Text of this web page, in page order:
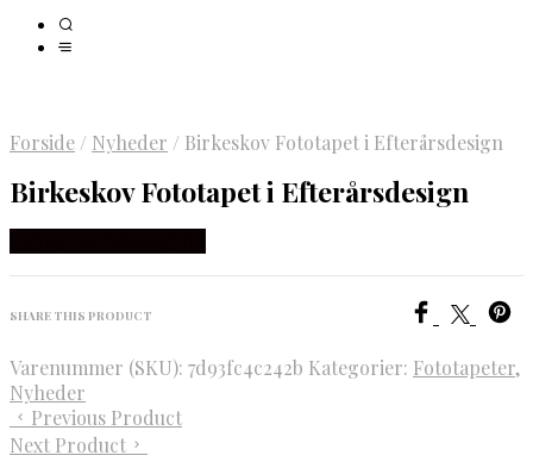
Forside / Nyheder / Birkeskov Fototapet i Efterårsdesign
Birkeskov Fototapet i Efterårsdesign
SHARE THIS PRODUCT
Varenummer (SKU): 7d93fc4c242b Kategorier: Fototapeter,
Nyheder
Previous Product
Next Product